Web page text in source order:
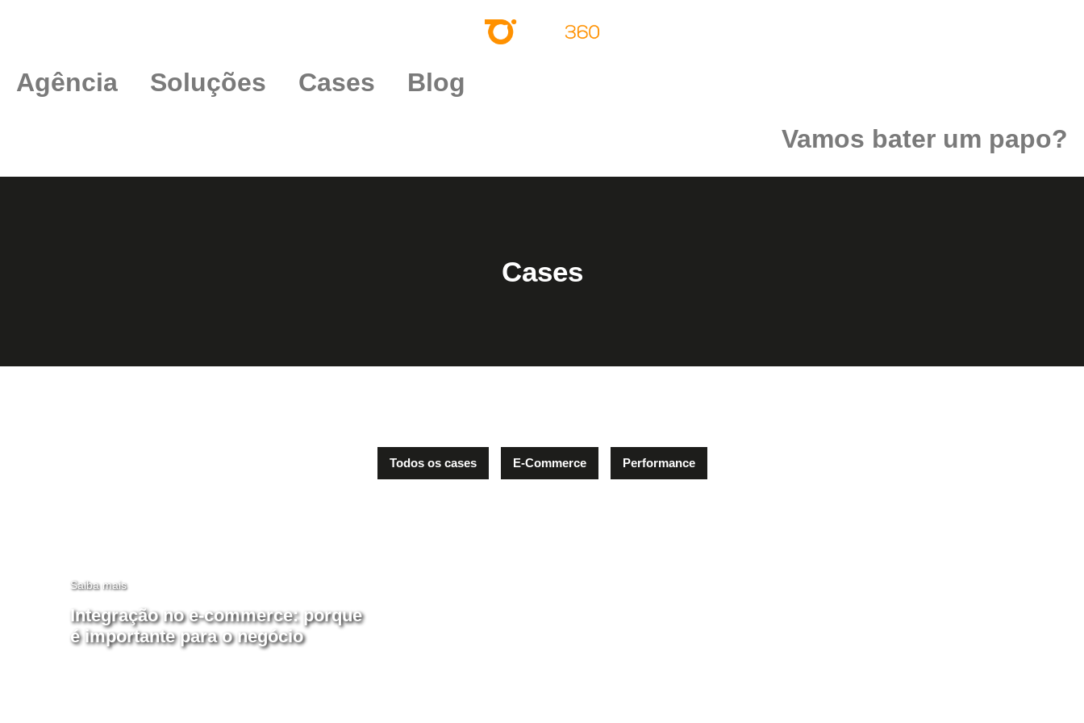
Agência Soluções Cases
Blog
Vamos bater um papo?
Cases
Todos os cases E-Commerce Performance
Saiba mais
Integração no e-commerce: porque
é importante para o negócio